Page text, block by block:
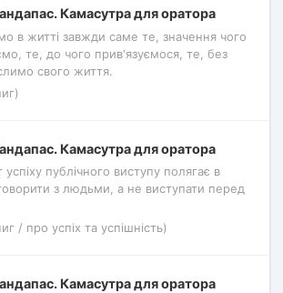
Камасутра для оратора
в житті завжди саме те, значення чого
те, до чого прив'язуємося, те, без
свого життя.
Камасутра для оратора
успіху публічного виступу полягає в
з людьми, а не виступати перед
/ про успіх та успішність)
Камасутра для оратора